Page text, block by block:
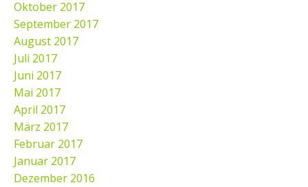
Oktober 2017
September 2017
August 2017
Juli 2017
Juni 2017
Mai 2017
April 2017
März 2017
Februar 2017
Januar 2017
Dezember 2016